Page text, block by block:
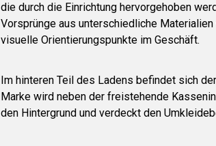
die durch die Einrichtung hervorgehoben
Vorsprünge aus unterschiedliche
visuelle Orientierungspunkte im Geschäft.
Im hinteren Teil des Ladens befindet sich
Marke wird neben der freistehende
den Hintergrund und verdeckt den